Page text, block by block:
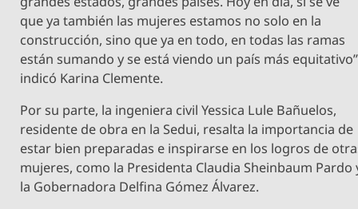
que ya también las mujeres estamos no solo en la
construcción, sino que ya en todo, en todas las ramas
están sumando y se está viendo un país más
indicó Karina Clemente.
Por su parte, la ingeniera civil Yessica Lule Bañuelos,
residente de obra en la Sedui, resalta la importancia de
estar bien preparadas e inspirarse en los logros de
mujeres, como la Presidenta Claudia Sheinbaum Pardo
la Gobernadora Delfina Gómez Álvarez.